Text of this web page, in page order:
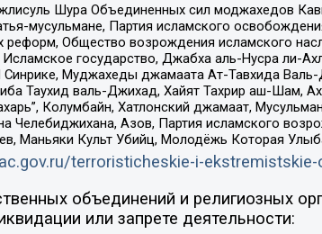
Шура Объединенных сил моджахедов
мусульмане, Партия исламского
реформ, Общество возрождения исламского
государство, Джабха аль-Нусра ли-
Синрике, Муджахеды джамаата Ат-Тавхида
Таухид валь-Джихад, Хайят Тахрир аш-Шам,
Колумбайн, Хатлонский джамаат,
Челебиджихана, Азов, Партия исламского
Маньяки Культ Убийц, Молодёжь Которая
terroristicheskie-i-ekstremistskie-
объединений и религиозных
или запрете деятельности: